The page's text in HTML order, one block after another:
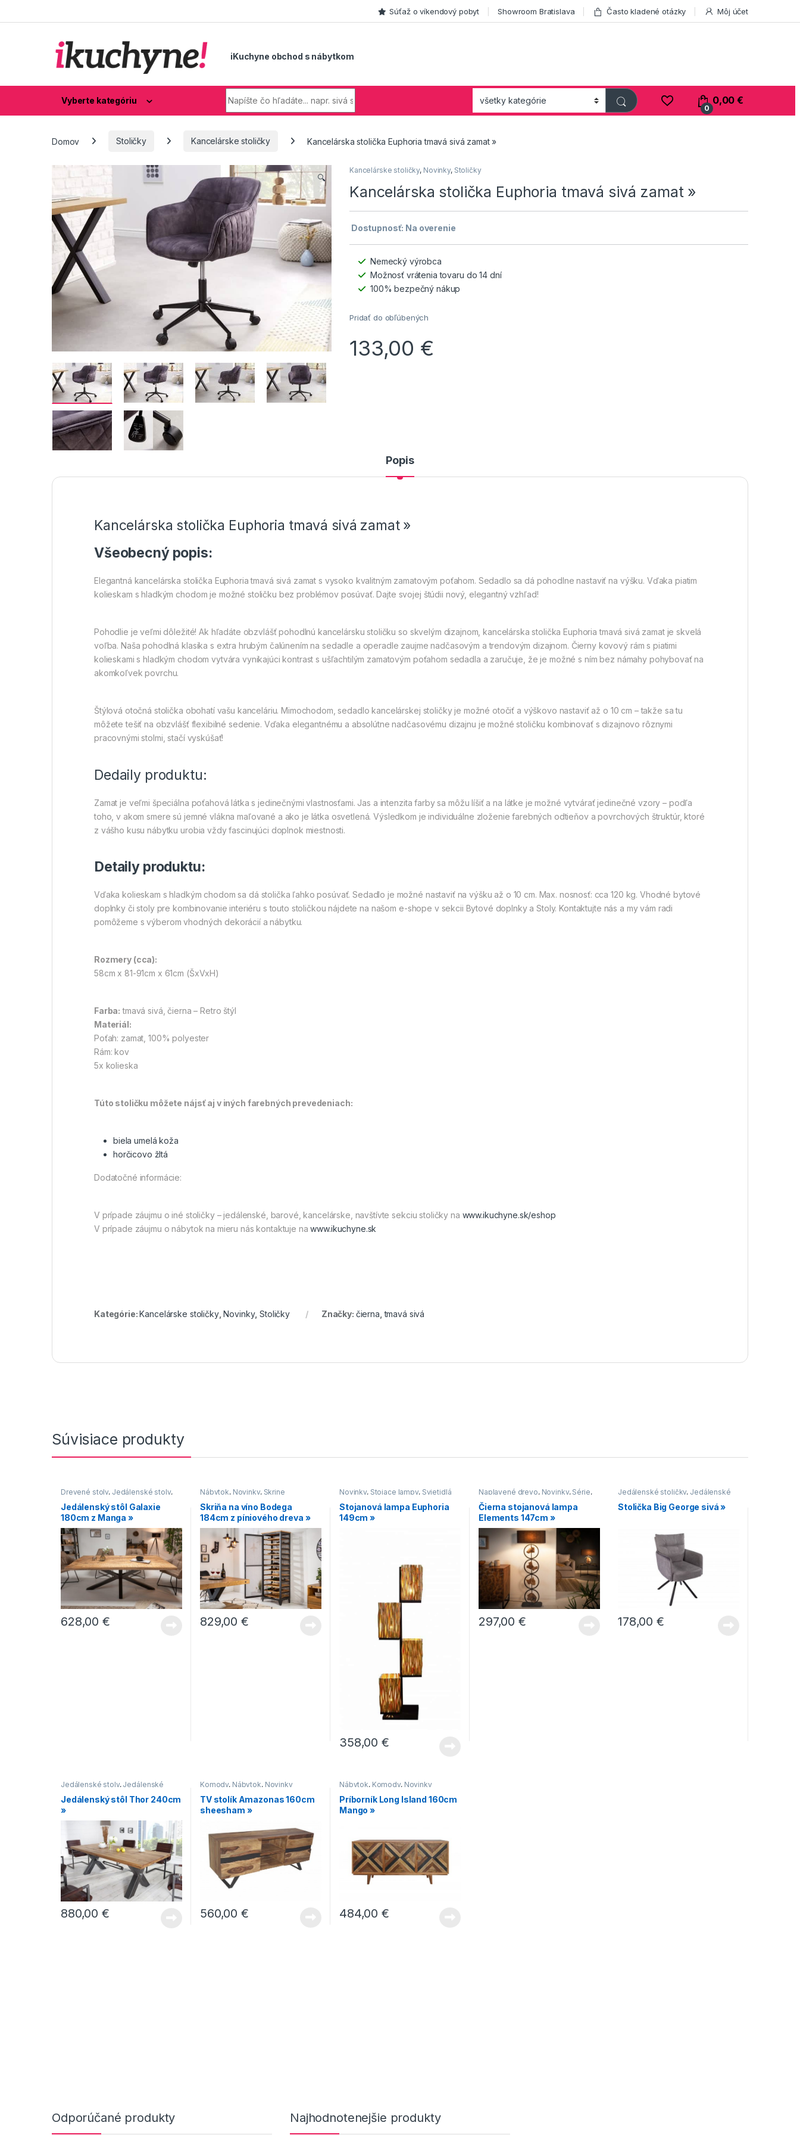
Súťaž o víkendový pobyt Showroom Bratislava Často kladené otázky Môj účet
iKuchyne obchod s nábytkom
Vyberte kategóriu
0
0,00€
Domov Stoličky Kancelárske stoličky Kancelárska stolička Euphoria tmavá sivá zamat »
🔍
Kancelárske stoličky, Novinky, Stoličky
Kancelárska stolička Euphoria tmavá sivá zamat »
Dostupnosť: Na overenie
Nemecký výrobca
Možnosť vrátenia tovaru do 14 dní
100% bezpečný nákup
Pridať do obľúbených
133,00 €
Popis
Kancelárska stolička Euphoria tmavá sivá zamat »
Všeobecný popis:
Elegantná kancelárska stolička Euphoria tmavá sivá zamat s vysoko kvalitným zamatovým poťahom. Sedadlo sa dá pohodlne nastaviť na výšku. Vďaka piatim
kolieskam s hladkým chodom je možné stoličku bez problémov posúvať. Dajte svojej štúdii nový, elegantný vzhľad!
Pohodlie je veľmi dôležité! Ak hľadáte obzvlášť pohodlnú kancelársku stoličku so skvelým dizajnom, kancelárska stolička Euphoria tmavá sivá zamat je skvelá
voľba. Naša pohodlná klasika s extra hrubým čalúnením na sedadle a operadle zaujme nadčasovým a trendovým dizajnom. Čierny kovový rám s piatimi
kolieskami s hladkým chodom vytvára vynikajúci kontrast s ušľachtilým zamatovým poťahom sedadla a zaručuje, že je možné s ním bez námahy pohybovať na
akomkoľvek povrchu.
Štýlová otočná stolička obohatí vašu kanceláriu. Mimochodom, sedadlo kancelárskej stoličky je možné otočiť a výškovo nastaviť až o 10 cm – takže sa tu
môžete tešiť na obzvlášť flexibilné sedenie. Vďaka elegantnému a absolútne nadčasovému dizajnu je možné stoličku kombinovať s dizajnovo rôznymi
pracovnými stolmi, stačí vyskúšať!
Dedaily produktu:
Zamat je veľmi špeciálna poťahová látka s jedinečnými vlastnosťami. Jas a intenzita farby sa môžu líšiť a na látke je možné vytvárať jedinečné vzory – podľa
toho, v akom smere sú jemné vlákna maľované a ako je látka osvetlená. Výsledkom je individuálne zloženie farebných odtieňov a povrchových štruktúr, ktoré
z vášho kusu nábytku urobia vždy fascinujúci doplnok miestnosti.
Detaily produktu:
Vďaka kolieskam s hladkým chodom sa dá stolička ľahko posúvať. Sedadlo je možné nastaviť na výšku až o 10 cm. Max. nosnosť: cca 120 kg. Vhodné bytové
doplnky či stoly pre kombinovanie interiéru s touto stoličkou nájdete na našom e-shope v sekcii Bytové doplnky a Stoly. Kontaktujte nás a my vám radi
pomôžeme s výberom vhodných dekorácií a nábytku.
Rozmery (cca):
58cm x 81-91cm x 61cm (ŠxVxH)
Farba: tmavá sivá, čierna – Retro štýl
Materiál:
Poťah: zamat, 100% polyester
Rám: kov
5x kolieska
Túto stoličku môžete nájsť aj v iných farebných prevedeniach:
biela umelá koža
horčicovo žltá
Dodatočné informácie:
V prípade záujmu o iné stoličky – jedálenské, barové, kancelárske, navštívte sekciu stoličky na www.ikuchyne.sk/eshop
V prípade záujmu o nábytok na mieru nás kontaktuje nawww.ikuchyne.sk
Kategórie:Kancelárske stoličky,Novinky,Stoličky Značky: čierna ,tmavá sivá
Súvisiace produkty
Drevené stoly, Jedálenské stoly,
Jedálenské stoly s čiernou
podnožou,Jedálenské stoly so
stredovou podnožou
stoly v industriálnom štýle,Novinky,
Stoly
Jedálenský stôl Galaxie
180cm z Manga »
628,00€
Nábytok, Novinky, Skrine
Skriňa na víno Bodega
184cm z píniového dreva »
829,00€
Novinky, Stojace lampy, Svietidlá
Stojanová lampa Euphoria
149cm »
358,00€
Naplavené drevo, Novinky, Série,
Stojace lampy
Svietidlá
Čierna stojanová lampa
Elements 147cm »
297,00€
Jedálenské stoličky, Jedálenské
stoličky s čalúneným sedákom
Jedálenské stoličky s kovovou
industriálnom štýle,
stoličky v modernom štýle
Stoličky
Stolička Big George sivá »
178,00€
Jedálenské stoly, Jedálenské
stoly s čiernou podnožou
Jedálenské stoly v industriálnom
štýle
modernom štýle
Stoly
Jedálenský stôl Thor 240cm
»
880,00€
Komody, Nábytok, Novinky
TV stolík Amazonas 160cm
sheesham »
560,00€
Nábytok, Komody, Novinky
Príborník Long Island 160cm
Mango »
484,00€
Odporúčané produkty Najhodnotenejšie produkty